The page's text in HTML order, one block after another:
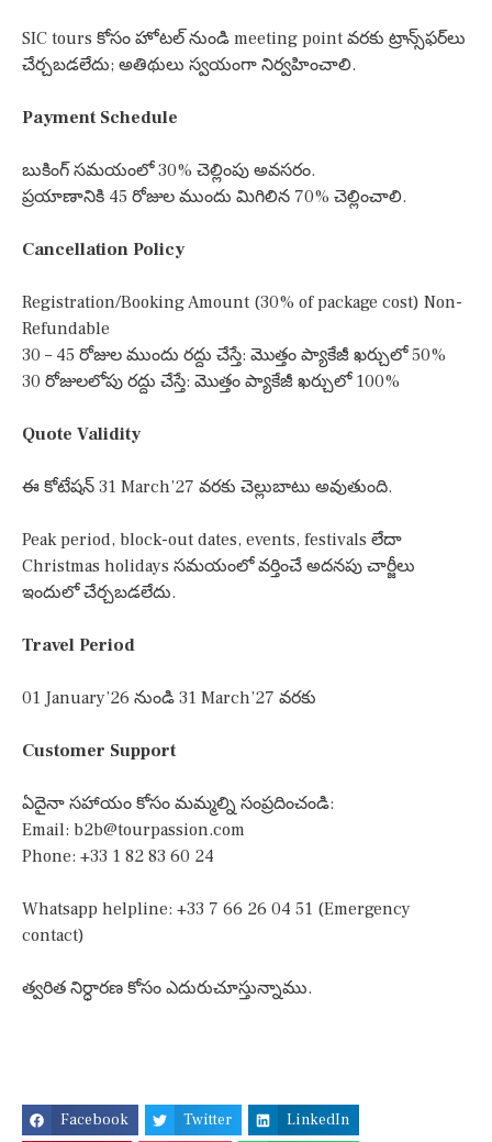
SIC tours కోసం హోటల్ నుండి meeting point వరకు ట్రాన్స్‌ఫర్‌లు
చేర్చబడలేదు; అతిథులు స్వయంగా నిర్వహించాలి.
Payment Schedule
బుకింగ్ సమయంలో 30% చెల్లింపు అవసరం.
ప్రయాణానికి 45 రోజుల ముందు మిగిలిన 70% చెల్లించాలి.
Cancellation Policy
Registration/Booking Amount (30% of package cost) Non-
Refundable
30 – 45 రోజుల ముందు రద్దు చేస్తే: మొత్తం ప్యాకేజీ ఖర్చులో 50%
30 రోజులలోపు రద్దు చేస్తే: మొత్తం ప్యాకేజీ ఖర్చులో 100%
Quote Validity
ఈ కోటేషన్ 31 March’27 వరకు చెల్లుబాటు అవుతుంది.
Peak period, block-out dates, events, festivals లేదా
Christmas holidays సమయంలో వర్తించే అదనపు చార్జీలు
ఇందులో చేర్చబడలేదు.
Travel Period
01 January’26 నుండి 31 March’27 వరకు
Customer Support
ఏదైనా సహాయం కోసం మమ్మల్ని సంప్రదించండి:
Email: b2b@tourpassion.com
Phone: +33 1 82 83 60 24
Whatsapp helpline: +33 7 66 26 04 51 (Emergency
contact)
త్వరిత నిర్ధారణ కోసం ఎదురుచూస్తున్నాము.
Facebook Twitter
LinkedIn